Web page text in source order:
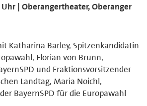
Uhr | Oberangertheater, Oberanger
Katharina Barley, Spitzenkandidatin
Florian von Brunn,
und Fraktionsvorsitzender
Landtag, Maria Noichl,
BayernSPD für die Europawahl